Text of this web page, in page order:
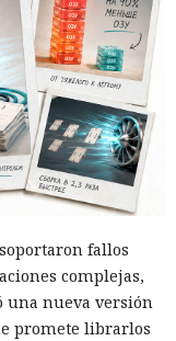
fallos
complejas,
nueva versión
promete librarlos